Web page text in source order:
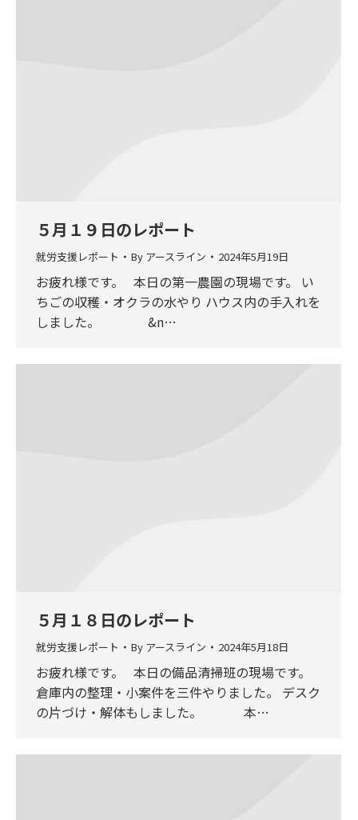
５月１９日のレポート
就労支援レポート By アースライン 2024年5月19日
お疲れ様です。 本日の第一農園の現場です。 い
ちごの収穫・オクラの水やり ハウス内の手入れを
しました。 &n…
５月１８日のレポート
就労支援レポート By アースライン 2024年5月18日
お疲れ様です。 本日の備品清掃班の現場です。
倉庫内の整理・小案件を三件やりました。 デスク
の片づけ・解体もしました。 本…